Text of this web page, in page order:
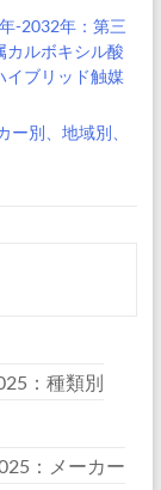
-2032年：第三
カルボキシル酸
イブリッド触媒
別、地域別、
：種類別
：メーカー